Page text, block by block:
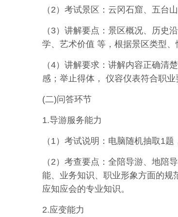
（2）考试景区：云冈石窟、五台
（3）讲解要点：景区概况、历史
学、艺术价值 等，根据景区类型
（4）讲解要求：讲解内容正确清
感；举止得体， 仪容仪表符合职业
(二)问答环节
1.导游服务能力
（1）考试说明：电脑随机抽取1
（2）考查要点：全陪导游、地陪
能、业务知识、 职业形象方面的规
应知应会的专业知识。
2.应变能力